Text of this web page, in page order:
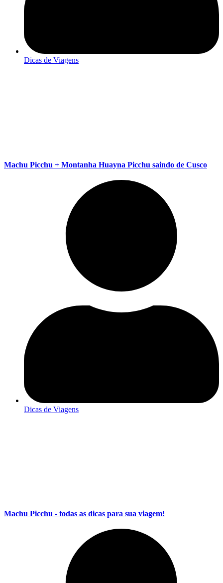
Dicas de Viagens
Machu Picchu + Montanha Huayna Picchu saindo de Cusco
Dicas de Viagens
Machu Picchu - todas as dicas para sua viagem!